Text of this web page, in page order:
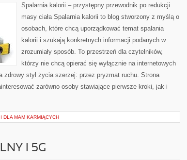
Spalarnia kalorii – przystępny przewodnik po redukcji
masy ciała Spalarnia kalorii to blog stworzony z myślą o
osobach, które chcą uporządkować temat spalania
kalorii i szukają konkretnych informacji podanych w
zrozumiały sposób. To przestrzeń dla czytelników,
którzy nie chcą opierać się wyłącznie na internetowych
zdrowy styl życia szerzej: przez pryzmat ruchu. Strona
zarówno osoby stawiające pierwsze kroki, jak i
DLA MAM KARMIĄCYCH
I 5G